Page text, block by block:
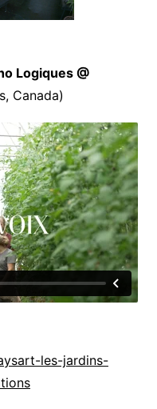
Logiques @
Canada)
les-jardins-